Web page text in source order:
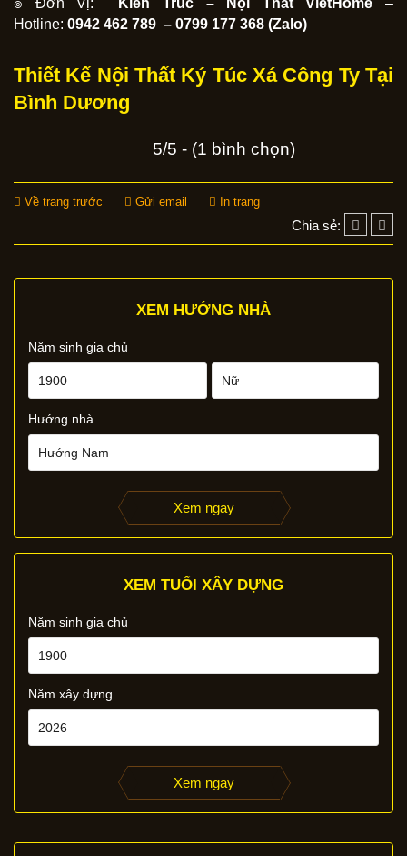
๏ Đơn Vị: Kiến Trúc – Nội Thất VietHome –
Hotline: 0942 462 789 – 0799 177 368 (Zalo)
Thiết Kế Nội Thất Ký Túc Xá Công Ty Tại
Bình Dương
5/5 - (1 bình chọn)
Về trang trước Gửi email In trang
Chia sẻ:
XEM HƯỚNG NHÀ
Năm sinh gia chủ
Hướng nhà
Xem ngay
XEM TUỔI XÂY DỰNG
Năm sinh gia chủ
Năm xây dựng
Xem ngay